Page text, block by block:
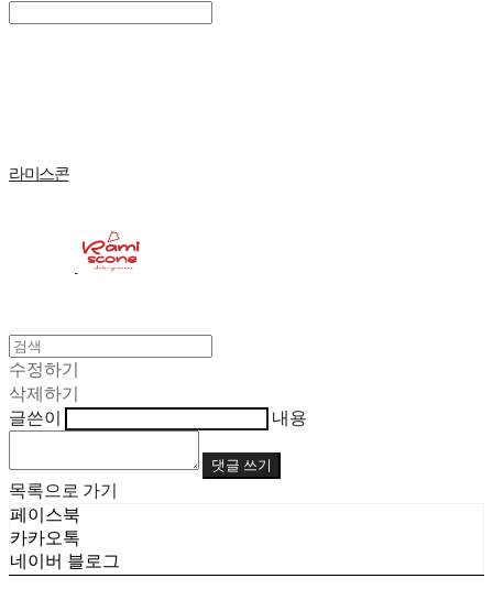
라미스콘
수정하기
삭제하기
글쓴이
내용
댓글 쓰기
목록으로 가기
페이스북
카카오톡
네이버 블로그